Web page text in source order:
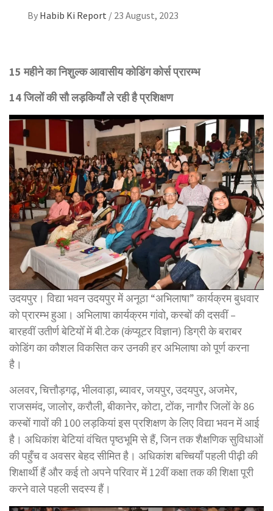
By Habib Ki Report / 23 August, 2023
15 महीने का निशुल्क आवासीय कोडिंग कोर्स प्रारम्भ
14 जिलों की सौ लड़कियाँ ले रही है प्रशिक्षण
उदयपुर। विद्या भवन उदयपुर में अनूठा “अभिलाषा” कार्यक्रम बुधवार
को प्रारम्भ हुआ। अभिलाषा कार्यक्रम गांवो, कस्बों की दसवीं –
बारहवीं उतीर्ण बेटियोँ में बी.टेक (कंप्यूटर विज्ञान) डिग्री के बराबर
कोडिंग का कौशल विकसित कर उनकी हर अभिलाषा को पूर्ण करना
है।
अलवर, चित्तौड़गढ़, भीलवाड़ा, ब्यावर, जयपुर, उदयपुर, अजमेर,
राजसमंद, जालोर, करौली, बीकानेर, कोटा, टोंक, नागौर जिलों के 86
कस्बों गावों की 100 लड़कियां इस प्रशिक्षण के लिए विद्या भवन में आई
है। अधिकांश बेटियां वंचित पृष्ठभूमि से हैं, जिन तक शैक्षणिक सुविधाओं
की पहुँच व अवसर बेहद सीमित है। अधिकांश बच्चियाँ पहली पीढ़ी की
शिक्षार्थी हैं और कई तो अपने परिवार में 12वीं कक्षा तक की शिक्षा पूरी
करने वाले पहली सदस्य हैं।